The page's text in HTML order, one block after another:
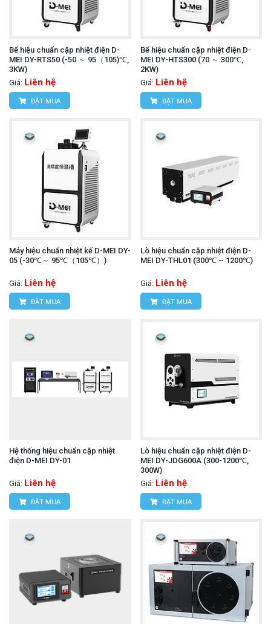
Bể hiệu chuẩn cặp nhiệt điện D-
MEI DY-RTS50 (-50 ～ 95（105)℃,
3KW)
Giá: Liên hệ
ĐẶT MUA
Bể hiệu chuẩn cặp nhiệt điện D-
MEI DY-HTS300 (70 ～ 300℃,
2KW)
Giá: Liên hệ
ĐẶT MUA
Máy hiệu chuẩn nhiệt kế D-MEI DY-
05 (-30℃～ 95℃（105℃）)
Giá: Liên hệ
ĐẶT MUA
Lò hiệu chuẩn cặp nhiệt điện D-
MEI DY-THL01 (300℃ ~ 1200℃)
Giá: Liên hệ
ĐẶT MUA
Hệ thống hiệu chuẩn cặp nhiệt
điện D-MEI DY-01
Giá: Liên hệ
ĐẶT MUA
Lò hiệu chuẩn cặp nhiệt điện D-
MEI DY-JDG600A (300-1200℃,
300W)
Giá: Liên hệ
ĐẶT MUA